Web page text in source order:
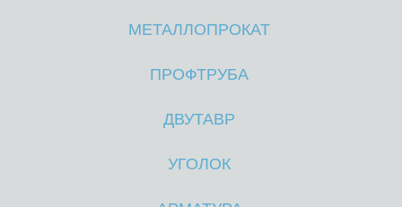
МЕТАЛЛОПРОКАТ
ПРОФТРУБА
ДВУТАВР
УГОЛОК